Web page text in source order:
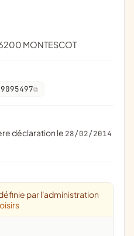
MONTESCOT
déclaration le 28/02/2014
par l'administration